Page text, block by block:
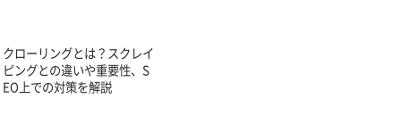
クローリングとは？スクレイ
ピングとの違いや重要性、S
EO上での対策を解説